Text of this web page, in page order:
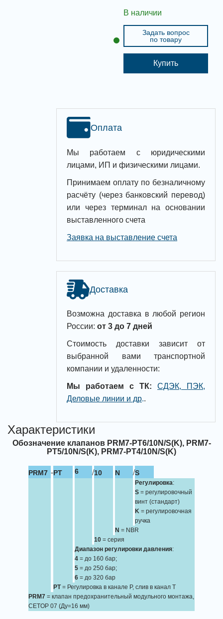
В наличии
Задать вопрос
по товару
Купить
Оплата
Мы работаем с юридическими
лицами, ИП и физическими лицами.
Принимаем оплату по безналичному
расчёту (через банковский перевод)
или через терминал на основании
выставленного счета
Заявка на выставление счета
Доставка
Возможна доставка в любой регион
России: от 3 до 7 дней
Стоимость доставки зависит от
выбранной вами транспортной
компании и удаленности:
Мы работаем с ТК:
СДЭК, ПЭК,
Деловые линии и др..
Характеристики
Обозначение клапанов PRM7-PT6/10N/S(K), PRM7-
PT5/10N/S(K), PRM7-PT4/10N/S(K)
PRM7 -PT 6 /10 N /S
Регулировка:
S = регулировочный
винт (стандарт)
K = регулировочная
ручка
N = NBR
10 = серия
Диапазон регулировки давления:
4 = до 160 бар;
5 = до 250 бар;
6 = до 320 бар
PT= Регулировка в канале Р, слив в канал Т
PRM7 = клапан предохранительный модульного монтажа,
CETOP 07 (Ду=16 мм)